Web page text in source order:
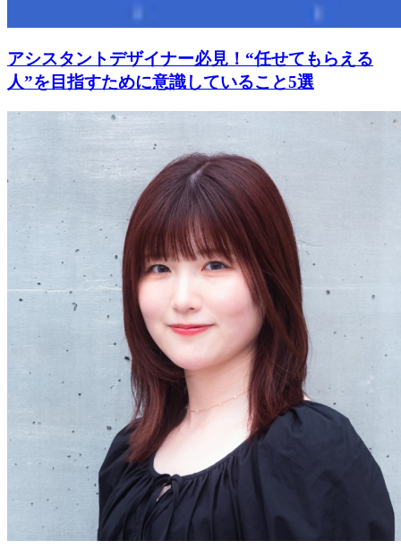
アシスタントデザイナー必見！“任せてもらえる
人”を目指すために意識していること5選